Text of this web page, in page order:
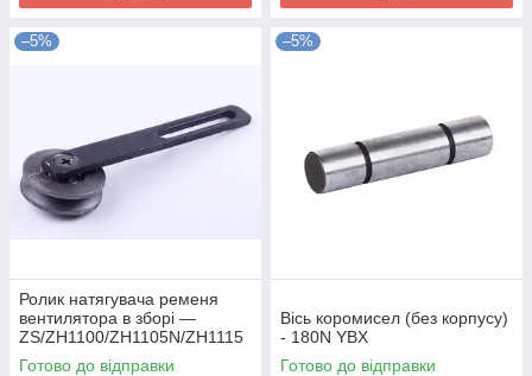
–5%
Ролик натягувача ременя
вентилятора в зборі —
ZS/ZH1100/ZH1105N/ZH1115
N/ZH1125N YBX
Готово до відправки
–5%
Вісь коромисел (без корпусу)
- 180N YBX
Готово до відправки